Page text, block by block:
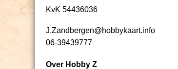
KvK 54436036
J.Zandbergen@hobbykaart.info
06-39439777
Over Hobby Z